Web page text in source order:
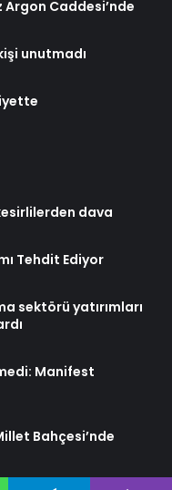
Argon Caddesi’nde
unutmadı
dava
Tehdit Ediyor
sektörü yatırımları
Manifest
Bahçesi’nde